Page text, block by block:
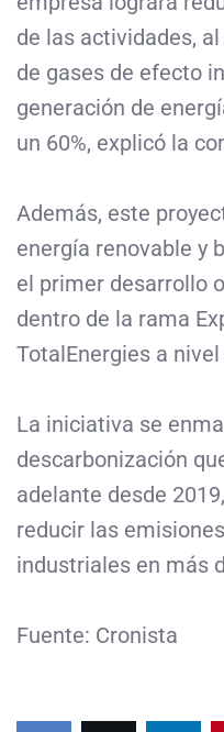
de las actividades,
de gases de efecto
generación de
un 60%, explicó la
Además, este
energía renovable y
el primer desarrollo
dentro de la rama
TotalEnergies a
La iniciativa se
descarbonización
adelante desde
reducir las
industriales en más
Fuente: Cronista